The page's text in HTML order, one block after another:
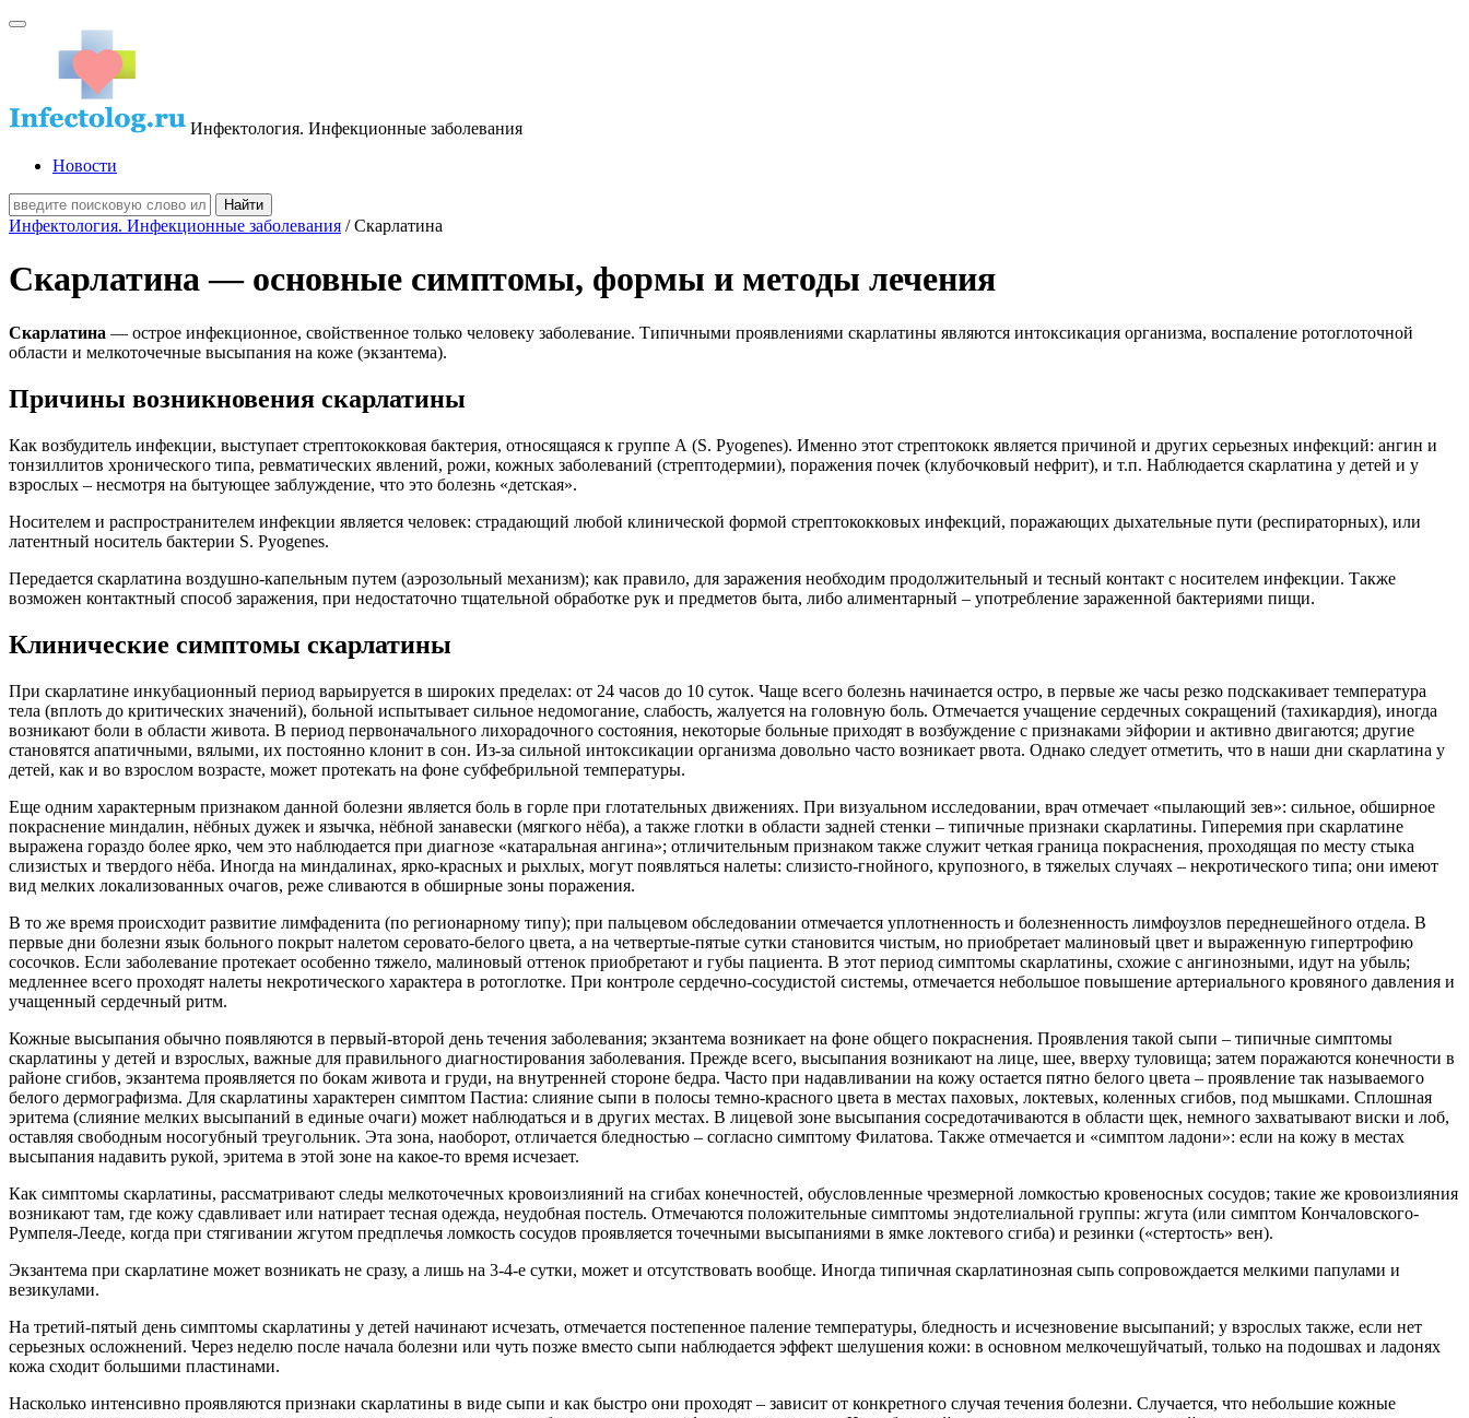
Инфектология. Инфекционные заболевания
Новости
Инфектология. Инфекционные заболевания / Скарлатина
Скарлатина — основные симптомы, формы и методы лечения
Скарлатина — острое инфекционное, свойственное только человеку заболевание. Типичными проявлениями скарлатины являются интоксикация организма, воспаление ротоглоточной
области и мелкоточечные высыпания на коже (экзантема).
Причины возникновения скарлатины
Как возбудитель инфекции, выступает стрептококковая бактерия, относящаяся к группе А (S. Pyogenes). Именно этот стрептококк является причиной и других серьезных инфекций: ангин и
тонзиллитов хронического типа, ревматических явлений, рожи, кожных заболеваний (стрептодермии), поражения почек (клубочковый нефрит), и т.п. Наблюдается скарлатина у детей и у
взрослых – несмотря на бытующее заблуждение, что это болезнь «детская».
Носителем и распространителем инфекции является человек: страдающий любой клинической формой стрептококковых инфекций, поражающих дыхательные пути (респираторных), или
латентный носитель бактерии S. Pyogenes.
Передается скарлатина воздушно-капельным путем (аэрозольный механизм); как правило, для заражения необходим продолжительный и тесный контакт с носителем инфекции. Также
возможен контактный способ заражения, при недостаточно тщательной обработке рук и предметов быта, либо алиментарный – употребление зараженной бактериями пищи.
Клинические симптомы скарлатины
При скарлатине инкубационный период варьируется в широких пределах: от 24 часов до 10 суток. Чаще всего болезнь начинается остро, в первые же часы резко подскакивает температура
тела (вплоть до критических значений), больной испытывает сильное недомогание, слабость, жалуется на головную боль. Отмечается учащение сердечных сокращений (тахикардия), иногда
возникают боли в области живота. В период первоначального лихорадочного состояния, некоторые больные приходят в возбуждение с признаками эйфории и активно двигаются; другие
становятся апатичными, вялыми, их постоянно клонит в сон. Из-за сильной интоксикации организма довольно часто возникает рвота. Однако следует отметить, что в наши дни скарлатина у
детей, как и во взрослом возрасте, может протекать на фоне субфебрильной температуры.
Еще одним характерным признаком данной болезни является боль в горле при глотательных движениях. При визуальном исследовании, врач отмечает «пылающий зев»: сильное, обширное
покраснение миндалин, нёбных дужек и язычка, нёбной занавески (мягкого нёба), а также глотки в области задней стенки – типичные признаки скарлатины. Гиперемия при скарлатине
выражена гораздо более ярко, чем это наблюдается при диагнозе «катаральная ангина»; отличительным признаком также служит четкая граница покраснения, проходящая по месту стыка
слизистых и твердого нёба. Иногда на миндалинах, ярко-красных и рыхлых, могут появляться налеты: слизисто-гнойного, крупозного, в тяжелых случаях – некротического типа; они имеют
вид мелких локализованных очагов, реже сливаются в обширные зоны поражения.
В то же время происходит развитие лимфаденита (по регионарному типу); при пальцевом обследовании отмечается уплотненность и болезненность лимфоузлов переднешейного отдела. В
первые дни болезни язык больного покрыт налетом серовато-белого цвета, а на четвертые-пятые сутки становится чистым, но приобретает малиновый цвет и выраженную гипертрофию
сосочков. Если заболевание протекает особенно тяжело, малиновый оттенок приобретают и губы пациента. В этот период симптомы скарлатины, схожие с ангинозными, идут на убыль;
медленнее всего проходят налеты некротического характера в ротоглотке. При контроле сердечно-сосудистой системы, отмечается небольшое повышение артериального кровяного давления и
учащенный сердечный ритм.
Кожные высыпания обычно появляются в первый-второй день течения заболевания; экзантема возникает на фоне общего покраснения. Проявления такой сыпи – типичные симптомы
скарлатины у детей и взрослых, важные для правильного диагностирования заболевания. Прежде всего, высыпания возникают на лице, шее, вверху туловища; затем поражаются конечности в
районе сгибов, экзантема проявляется по бокам живота и груди, на внутренней стороне бедра. Часто при надавливании на кожу остается пятно белого цвета – проявление так называемого
белого дермографизма. Для скарлатины характерен симптом Пастиа: слияние сыпи в полосы темно-красного цвета в местах паховых, локтевых, коленных сгибов, под мышками. Сплошная
эритема (слияние мелких высыпаний в единые очаги) может наблюдаться и в других местах. В лицевой зоне высыпания сосредотачиваются в области щек, немного захватывают виски и лоб,
оставляя свободным носогубный треугольник. Эта зона, наоборот, отличается бледностью – согласно симптому Филатова. Также отмечается и «симптом ладони»: если на кожу в местах
высыпания надавить рукой, эритема в этой зоне на какое-то время исчезает.
Как симптомы скарлатины, рассматривают следы мелкоточечных кровоизлияний на сгибах конечностей, обусловленные чрезмерной ломкостью кровеносных сосудов; такие же кровоизлияния
возникают там, где кожу сдавливает или натирает тесная одежда, неудобная постель. Отмечаются положительные симптомы эндотелиальной группы: жгута (или симптом Кончаловского-
Румпеля-Лееде, когда при стягивании жгутом предплечья ломкость сосудов проявляется точечными высыпаниями в ямке локтевого сгиба) и резинки («стертость» вен).
Экзантема при скарлатине может возникать не сразу, а лишь на 3-4-е сутки, может и отсутствовать вообще. Иногда типичная скарлатинозная сыпь сопровождается мелкими папулами и
везикулами.
На третий-пятый день симптомы скарлатины у детей начинают исчезать, отмечается постепенное паление температуры, бледность и исчезновение высыпаний; у взрослых также, если нет
серьезных осложнений. Через неделю после начала болезни или чуть позже вместо сыпи наблюдается эффект шелушения кожи: в основном мелкочешуйчатый, только на подошвах и ладонях
кожа сходит большими пластинами.
Насколько интенсивно проявляются признаки скарлатины в виде сыпи и как быстро они проходят – зависит от конкретного случая течения болезни. Случается, что небольшие кожные